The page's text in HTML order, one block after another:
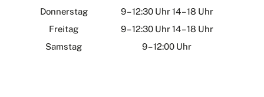
Donnerstag
9 – 12:30 Uhr 14 – 18 Uhr
Freitag
9 – 12:30 Uhr 14 – 18 Uhr
Samstag
9 – 12:00 Uhr